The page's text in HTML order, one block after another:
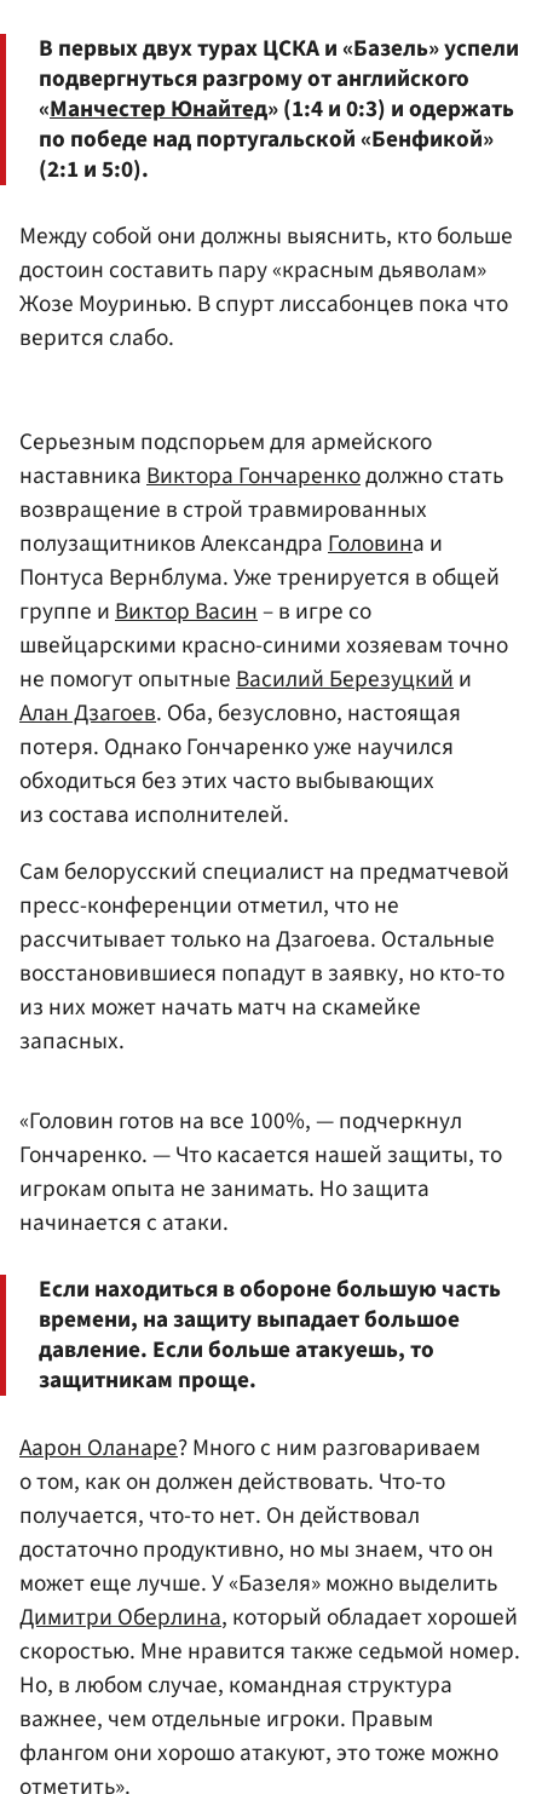
В первых двух турах ЦСКА и «Базель» успели
подвергнуться разгрому от английского
«Манчестер Юнайтед» (1:4 и 0:3) и одержать
по победе над португальской «Бенфикой»
(2:1 и 5:0).
Между собой они должны выяснить, кто больше
достоин составить пару «красным дьяволам»
Жозе Моуринью. В спурт лиссабонцев пока что
верится слабо.
Серьезным подспорьем для армейского
наставникаВиктора Гончаренкодолжно стать
возвращение в строй травмированных
полузащитников АлександраГоловина и
Понтуса Вернблума. Уже тренируется в общей
группе иВиктор Васин– в игре со
швейцарскими красно-синими хозяевам точно
не помогут опытныеВасилий Березуцкийи
Алан Дзагоев. Оба, безусловно, настоящая
потеря. Однако Гончаренко уже научился
обходиться без этих часто выбывающих
из состава исполнителей.
Сам белорусский специалист на предматчевой
пресс-конференции отметил, что не
рассчитывает только на Дзагоева. Остальные
восстановившиеся попадут в заявку, но кто-то
из них может начать матч на скамейке
запасных.
«Головин готов на все 100%, — подчеркнул
Гончаренко. — Что касается нашей защиты, то
игрокам опыта не занимать. Но защита
начинается с атаки.
Если находиться в обороне большую часть
времени, на защиту выпадает большое
давление. Если больше атакуешь, то
защитникам проще.
Аарон Оланаре? Много с ним разговариваем
о том, как он должен действовать. Что-то
получается, что-то нет. Он действовал
достаточно продуктивно, но мы знаем, что он
может еще лучше. У «Базеля» можно выделить
Димитри Оберлина, который обладает хорошей
скоростью. Мне нравится также седьмой номер.
Но, в любом случае, командная структура
важнее, чем отдельные игроки. Правым
флангом они хорошо атакуют, это тоже можно
отметить».